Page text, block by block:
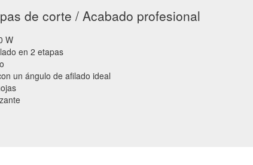
de corte / Acabado profesional
W
en 2 etapas
un ángulo de afilado ideal